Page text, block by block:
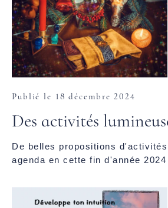
Publié le 18 décembre 2024
Des activités
De belles propositions
agenda en cette fin d'année 2024